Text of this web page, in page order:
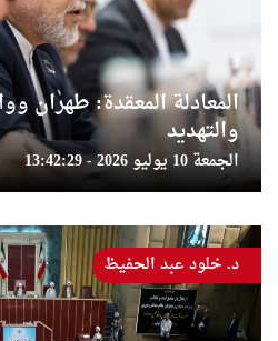
المعادلة المعقدة: طهران
والتهديد
الجمعة 10 يوليو 2026 - 13:42:29
د. خلود عبد الحفيظ